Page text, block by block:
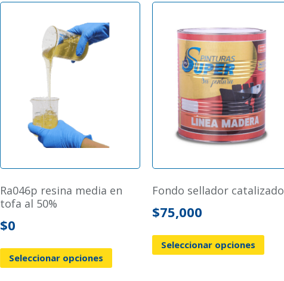
ra046p resina media en
tofa al 50%
$0
Seleccionar opciones
fondo sellador catalizado
$75,000
Seleccionar opciones